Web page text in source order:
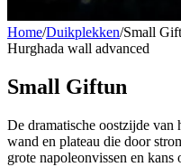
Home/Duikplekken/Small
Hurghada wall advanced
Small Giftun
De dramatische oostzijde
wand en plateau die door
grote napoleonvissen en